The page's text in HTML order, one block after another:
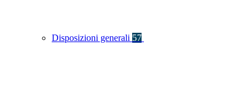
Disposizioni generali 57